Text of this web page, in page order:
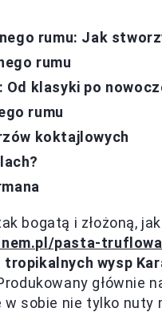
rumu: Jak
rumu
klasyki po
rumu
koktajlowych
bogatą i złożoną,
pasta-
wysp
głównie
sobie nie tylko nuty